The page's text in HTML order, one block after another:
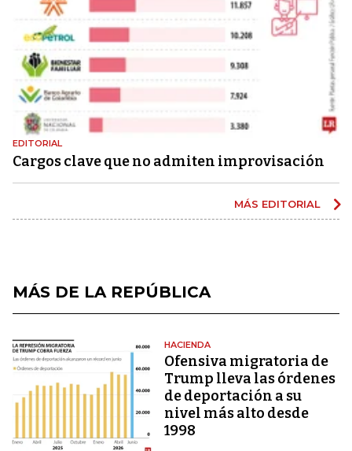
EDITORIAL
Cargos clave que no admiten improvisación
MÁS EDITORIAL
MÁS DE LA REPÚBLICA
HACIENDA
Ofensiva migratoria de
Trump lleva las órdenes
de deportación a su
nivel más alto desde
1998